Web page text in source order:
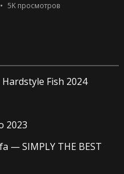
5Kпросмотров
Fish 2024
2023
— SIMPLY THE BEST